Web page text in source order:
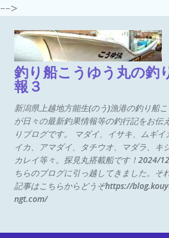
--> スキップしてメイン コ
釣り船こうゆう丸の釣
報３
新潟県上越地方能生(のう)漁港の釣り船
が日々の最新釣果情報等の釣行記をお伝
りブログです。 マダイ、イサキ、ムギイ
イカ、アマダイ、タチウオ、マダラ、キジ
カレイ等々。探見丸搭載船です！2024/
ちらのブログに引っ越してきました。そ
記事はこちらからどうぞhttps://
ngt.com/